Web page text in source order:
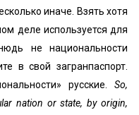
иначе. Взять хотя
деле используется для
не национальности
в свой загранпаспорт.
русские. So,
nation or state, by origin,